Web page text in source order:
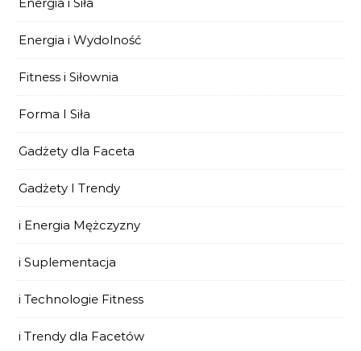
Energia i Wydolność
Fitness i Siłownia
Forma I Siła
Gadżety dla Faceta
Gadżety I Trendy
i Energia Mężczyzny
i Suplementacja
i Technologie Fitness
i Trendy dla Facetów